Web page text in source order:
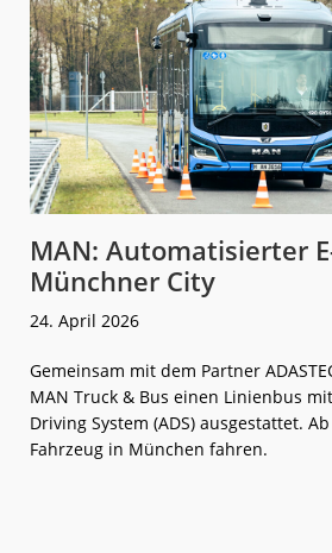
MAN: Automatisierter
Münchner City
24. April 2026
Gemeinsam mit dem Partner
MAN Truck & Bus einen Linienbus
Driving System (ADS) ausgestattet.
Fahrzeug in München fahren.